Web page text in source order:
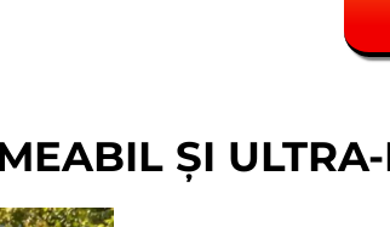
ȘI